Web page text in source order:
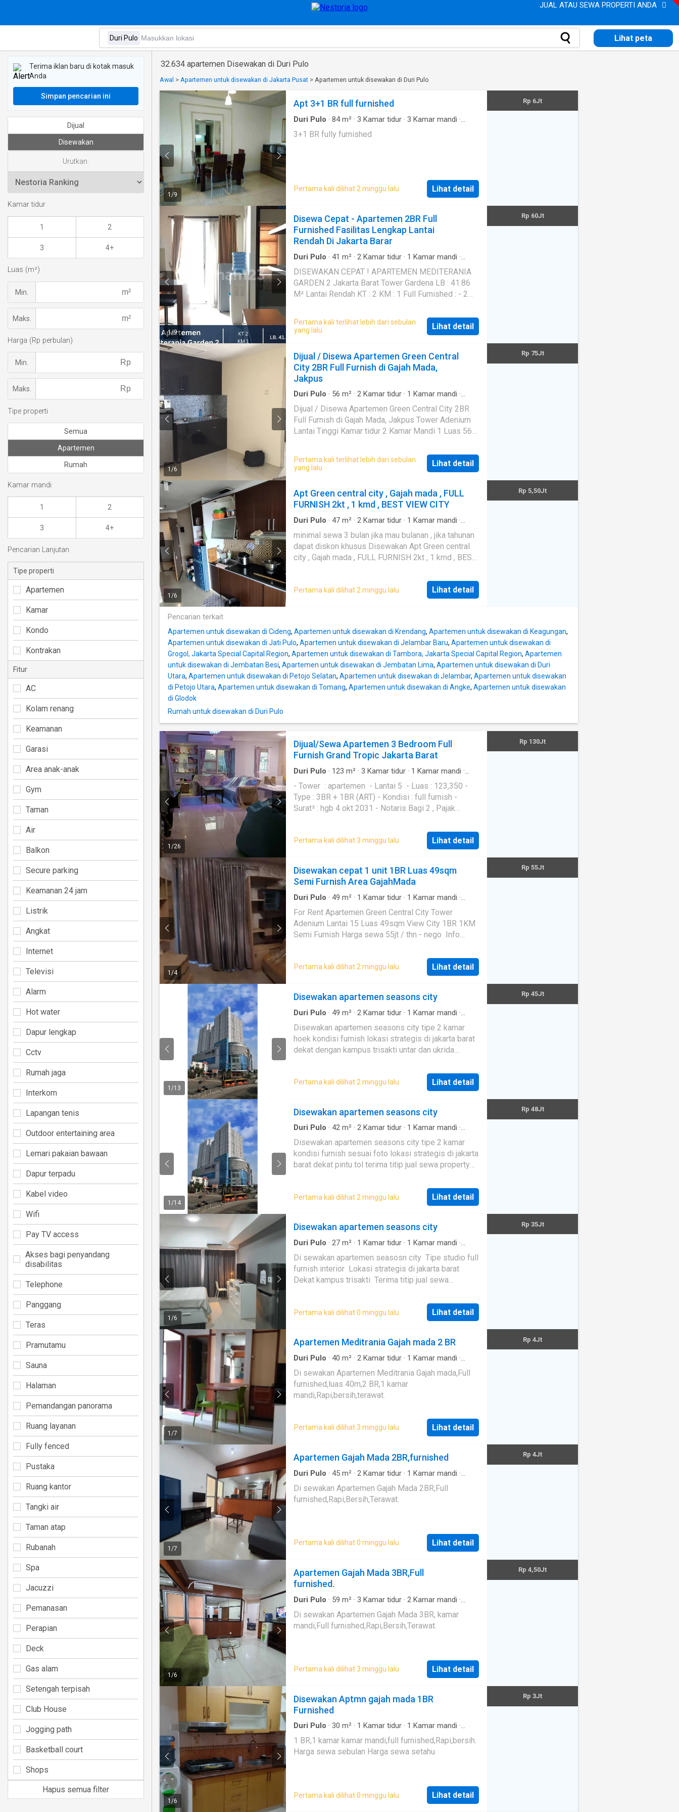
JUAL ATAU SEWA PROPERTI ANDA
Lihat peta
32.634 apartemen Disewakan di Duri Pulo
Awal > Apartemen untuk disewakan di Jakarta Pusat > Apartemen untuk disewakan di Duri Pulo
1 /9
Apt 3+1 BR full furnished
Duri Pulo · 84m² · 3 Kamar tidur · 3 Kamar mandi ·
Apartemen
AC
lengkap·Taman·Hot water
3+1 BR fully furnished
Pertama kali dilihat 2 minggu lalu Lihat detail
Rp 6Jt
1/9
Disewa Cepat - Apartemen 2BR Full
Furnished Fasilitas Lengkap Lantai
Rendah Di Jakarta Barar
Duri Pulo · 41 m² · 2 Kamar tidur · 1 Kamar mandi ·
Kolam renang
DISEWAKAN CEPAT ! APARTEMEN MEDITERANIA
GARDEN 2 Jakarta Barat Tower Gardena LB : 41.86
M² Lantai Rendah KT : 2 KM : 1 Full Furnished : - 2
in Lobby - Area Parkir Luas - Swimming Pool - Gym
Pertama kali terlihat lebih dari sebulan
yang lalu
Lihat detail
Rp 60Jt
1 /6
Dijual / Disewa Apartemen Green Central
City 2BR Full Furnish di Gajah Mada,
Jakpus
Duri Pulo · 56 m² · 2 Kamar tidur · 1 Kamar mandi ·
Dijual / Disewa Apartemen Green Central City 2BR
Full Furnish di Gajah Mada, Jakpus Tower Adenium
Lantai Tinggi Kamar tidur 2 Kamar Mandi 1 Luas 56
Posisi tersewa sampai 1 Agustus 2026 Harga Jual
Rp 1,35M (nego) Harga Sewa Rp 75jt pertahun Hub:
Pertama kali terlihat lebih dari sebulan
yang lalu
Lihat detail
Rp 75Jt
1/6
Apt Green central city , Gajah mada , FULL
FURNISH 2kt , 1 kmd , BEST VIEW CITY
Duri Pulo · 47 m² · 2 Kamar tidur · 1 Kamar mandi ·
terpadu·Internet ·Keamanan·Keamanan 24 jam·
Kolam renang ·Angkat ·Listrik·Secure parking·
Pemandangan panorama
·Televisi· Garasi ·Wifi
minimal sewa 3 bulan jika mau bulanan , jika tahunan
dapat diskon khusus Disewakan Apt Green central
city , Gajah mada , FULL FURNISH 2kt , 1 kmd , BEST
mada , FULL FURNISH 2kt , 1 kmd , BEST VIEW CITY
Pertama kali dilihat 2 minggu lalu Lihat detail
Rp 5,50Jt
Pencarian terkait
Apartemen untuk disewakan di Cideng, Apartemen untuk disewakan di Krendang, Apartemen untuk disewakan di Keagungan,
Apartemen untuk disewakan di Jati Pulo, Apartemen untuk disewakan di Jelambar Baru, Apartemen untuk disewakan di
Grogol, Jakarta Special Capital Region, Apartemen untuk disewakan di Tambora, Jakarta Special Capital Region, Apartemen
untuk disewakan di Jembatan Besi, Apartemen untuk disewakan di Jembatan Lima, Apartemen untuk disewakan di Duri
Utara, Apartemen untuk disewakan di Petojo Selatan, Apartemen untuk disewakan di Jelambar, Apartemen untuk disewakan
di Petojo Utara, Apartemen untuk disewakan di Tomang, Apartemen untuk disewakan di Angke, Apartemen untuk disewakan
di Glodok
Rumah untuk disewakan di Duri Pulo
1 /26
Dijual/Sewa Apartemen 3 Bedroom Full
Furnish Grand Tropic Jakarta Barat
Duri Pulo · 123 m² · 3 Kamar tidur · 1 Kamar mandi ·
- Tower : apartemen - Lantai 5 - Luas : 123,350 -
Type : 3BR + 1BR (ART) - Kondisi : full furnish -
Surat² : hgb 4 okt 2031 - Notaris Bagi 2 , Pajak
Jt/thn Hub : Stephen Lim Dome Real Estate
Pertama kali dilihat 3 minggu lalu Lihat detail
Rp 130Jt
1 /4
Disewakan cepat 1 unit 1BR Luas 49sqm
Semi Furnish Area GajahMada
Duri Pulo · 49 m² · 1 Kamar tidur · 1 Kamar mandi ·
For Rent Apartemen Green Central City Tower
Adenium Lantai 15 Luas 49sqm View City 1BR 1KM
Semi Furnish Harga sewa 55jt / thn - nego Info
Pertama kali dilihat 2 minggu lalu Lihat detail
Rp 55Jt
1 /13
Disewakan apartemen seasons city
Duri Pulo · 49 m² · 2 Kamar tidur · 1 Kamar mandi ·
·Dapur lengkap· Taman ·Rumah jaga· Gym · Hot water
Lemari pakaian bawaan·Alarm·Cctv· Listrik·
Pemanasan·Angkat·Interkom ·Kolam renang·
Disewakan apartemen seasons city tipe 2 kamar
hoek kondisi furnish lokasi strategis di jakarta barat
dekat dengan kampus trisakti untar dan ukrida
Pertama kali dilihat 2 minggu lalu Lihat detail
Rp 45Jt
1 /14
Disewakan apartemen seasons city
Duri Pulo · 42 m² · 2 Kamar tidur · 1 Kamar mandi ·
Area anak-anak·Pramutamu·Listrik· Dapur lengkap
Taman·Panggang·Interkom ·Gym ·Rumah jaga ·Hot
water
Disewakan apartemen seasons city tipe 2 kamar
kondisi furnish sesuai foto lokasi strategis di jakarta
barat dekat pintu tol terima titip jual sewa property
Pertama kali dilihat 2 minggu lalu Lihat detail
Rp 48Jt
1 /6
Disewakan apartemen seasons city
Duri Pulo · 27 m² · 1 Kamar tidur · 1 Kamar mandi ·
Interkom·
Keamanan· Telephone· Televisi
Di sewakan apartemen seasosn city Tipe studio full
furnish interior Lokasi strategis di jakarta barat
Dekat kampus trisakti Terima titip jual sewa
Pertama kali dilihat 0 minggu lalu Lihat detail
Rp 35Jt
1 /7
Apartemen Meditrania Gajah mada 2 BR
Duri Pulo · 40 m² · 2 Kamar tidur · 1 Kamar mandi ·
Di sewakan Apartemen Meditrania Gajah mada,Full
furnished,luas 40m,2 BR,1 kamar
mandi,Rapi,bersih,terawat.
Pertama kali dilihat 3 minggu lalu Lihat detail
Rp 4Jt
1 /7
Apartemen Gajah Mada 2BR,furnished
Duri Pulo · 45 m² · 2 Kamar tidur · 1 Kamar mandi ·
Di sewakan Apartemen Gajah Mada 2BR,Full
furnished,Rapi,Bersih,Terawat.
Pertama kali dilihat 0 minggu lalu Lihat detail
Rp 4Jt
1 /6
Apartemen Gajah Mada 3BR,Full
furnished.
Duri Pulo · 59 m² · 3 Kamar tidur · 2 Kamar mandi ·
Di sewakan Apartemen Gajah Mada 3BR, kamar
mandi,Full furnished,Rapi,Bersih,Terawat.
Pertama kali dilihat 3 minggu lalu Lihat detail
Rp 4,50Jt
1 /6
Disewakan Aptmn gajah mada 1BR
Furnished
Duri Pulo · 30 m² · 1 Kamar tidur · 1 Kamar mandi ·
1 BR,1 kamar kamar mandi,full furnished,Rapi,bersih.
Harga sewa sebulan Harga sewa setahu
Pertama kali dilihat 0 minggu lalu Lihat detail
Rp 3Jt
Terima iklan baru di kotak masuk
Anda
Simpan pencarian ini
Dijual
Disewakan
Urutkan:
Kamar tidur
1 2
3 4+
Luas (m²)
Min.
Maks.
Harga (Rp perbulan)
Min.
Maks.
Tipe properti
Semua
Apartemen
Rumah
Kamar mandi
1 2
3 4+
Pencarian Lanjutan
Tipe properti
Apartemen
Kamar
Kondo
Kontrakan
Fitur
AC
Kolam renang
Keamanan
Garasi
Area anak-anak
Gym
Taman
Air
Balkon
Secure parking
Keamanan 24 jam
Listrik
Angkat
Internet
Televisi
Alarm
Hot water
Dapur lengkap
Cctv
Rumah jaga
Interkom
Lapangan tenis
Outdoor entertaining area
Lemari pakaian bawaan
Dapur terpadu
Kabel video
Wifi
Pay TV access
Akses bagi penyandang
disabilitas
Telephone
Panggang
Teras
Pramutamu
Sauna
Halaman
Pemandangan panorama
Ruang layanan
Fully fenced
Pustaka
Ruang kantor
Tangki air
Taman atap
Rubanah
Spa
Jacuzzi
Pemanasan
Perapian
Deck
Gas alam
Setengah terpisah
Club House
Jogging path
Basketball court
Shops
Hapus semua filter